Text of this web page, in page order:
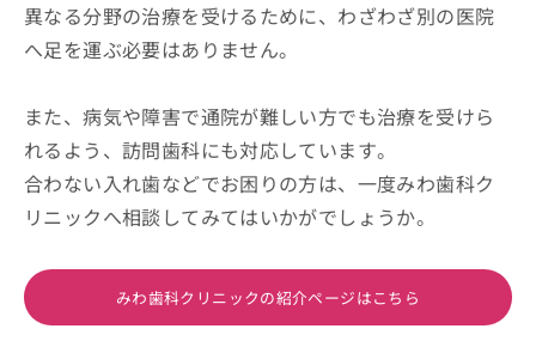
異なる分野の治療を受けるために、わざわざ別の医院
へ足を運ぶ必要はありません。
また、病気や障害で通院が難しい方でも治療を受けら
れるよう、訪問歯科にも対応しています。
合わない入れ歯などでお困りの方は、一度みわ歯科ク
リニックへ相談してみてはいかがでしょうか。
みわ歯科クリニックの紹介ページはこちら